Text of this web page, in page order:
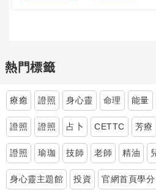
熱門標籤
療癒 證照 身心靈 命理 能量
證照 證照 占卜 CETTC 芳療
證照 瑜珈 技師 老師 精油
身心靈主題館 投資 官網首頁學分